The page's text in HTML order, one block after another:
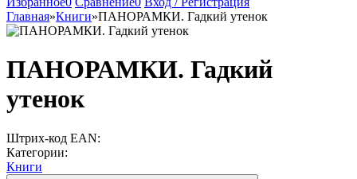
Главная»Книги»ПАНОРАМКИ. Гадкий утенок
ПАНОРАМКИ. Гадкий
утенок
Штрих-код EAN:
Категории:
Книги